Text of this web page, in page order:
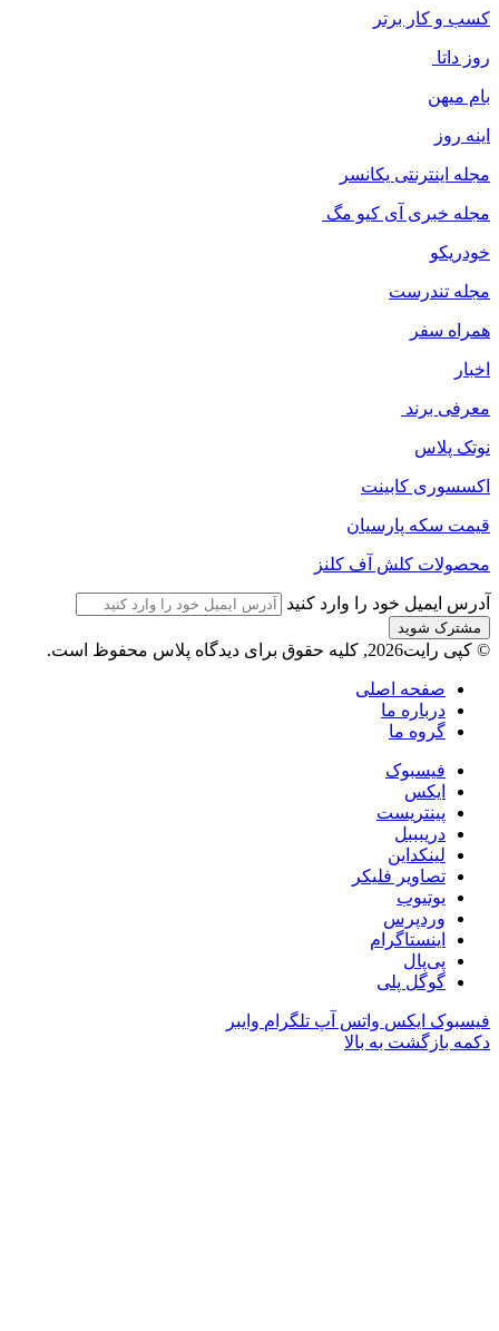
کسب و کار برتر
روز داتا
بام میهن
اینه روز
مجله اینترنتی یکانسر
مجله خبری آی کیو مگ
خودریکو
مجله‌ تندرست
همراه سفر
اخبار
معرفی برند
نوتک پلاس
اکسسوری کابینت
قیمت سکه پارسیان
محصولات کلش آف کلنز
آدرس ایمیل خود را وارد کنید
© کپی رایت2026, کلیه حقوق برای دیدگاه پلاس محفوظ است.
صفحه اصلی
درباره ما
گروه ما
فیسبوک
ایکس
پینتریست
دریبببل
لینکداین
تصاویر فلیکر
یوتیوب
وردپرس
اینستاگرام
پی‌پال
گوگل پلی
فیسبوک ایکس واتس آپ تلگرام وایبر
دکمه بازگشت به بالا